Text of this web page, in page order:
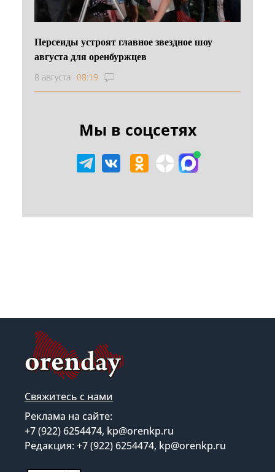
Персеиды устроят главное звездное шоу
августа для оренбуржцев
8 августа 08:19
Мы в соцсетях
Свяжитесь с нами
Реклама на сайте:
+7 (922) 6254474, kp@orenkp.ru
Редакция: +7 (922) 6254474, kp@orenkp.ru